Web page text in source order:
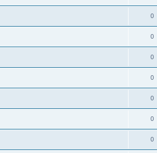
0
0
0
0
0
0
0